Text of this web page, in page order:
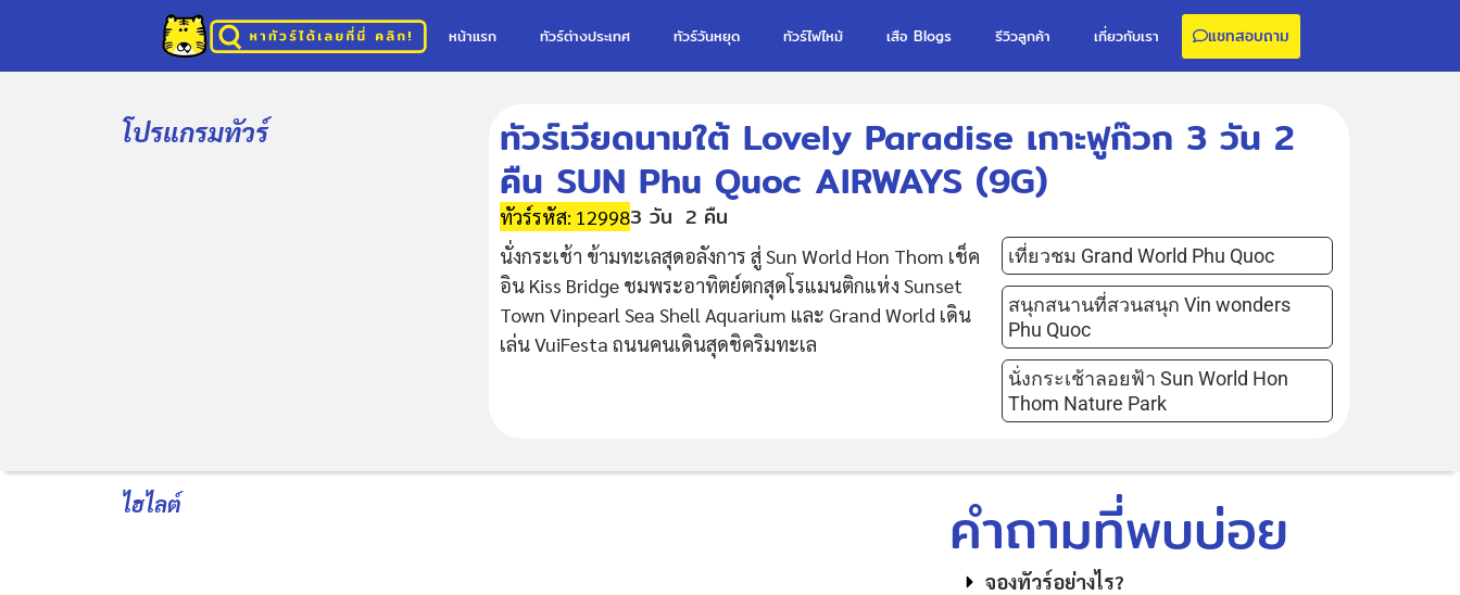
หน้าแรก ทัวร์ต่างประเทศ ทัวร์วันหยุด ทัวร์ไฟไหม้ เสือ Blogs รีวิวลูกค้า เกี่ยวกับเรา แชทสอบถาม
โปรแกรมทัวร์
ทัวร์เวียดนามใต้ Lovely Paradise เกาะฟูก๊วก 3 วัน 2
คืน SUN Phu Quoc AIRWAYS (9G)
ทัวร์รหัส: 129983 วัน 2 คืน
นั่งกระเช้า ข้ามทะเลสุดอลังการ สู่ Sun World Hon Thom เช็ค
อิน Kiss Bridge ชมพระอาทิตย์ตกสุดโรแมนติกแห่ง Sunset
Town Vinpearl Sea Shell Aquarium และ Grand World เดิน
เล่น VuiFesta ถนนคนเดินสุดชิคริมทะเล
เที่ยวชม Grand World Phu Quoc
สนุกสนานที่สวนสนุก Vin wonders
Phu Quoc
นั่งกระเช้าลอยฟ้า Sun World Hon
Thom Nature Park
ไฮไลต์ คำถามที่พบบ่อย
จองทัวร์อย่างไร?